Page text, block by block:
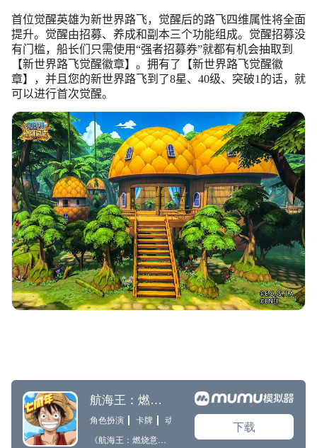
首位觉醒英雄为新世界路飞，觉醒后的路飞四维属性将全面
提升。觉醒由招募、养成和副本三个功能组成。觉醒招募没
有门槛，船长们只需使用“强者招募券”就都有机会抽取到
【新世界路飞觉醒徽章】。拥有了【新世界路飞觉醒徽
章】，并且您的新世界路飞到了8星、40级、突破1的话，就
可以进行首次觉醒。